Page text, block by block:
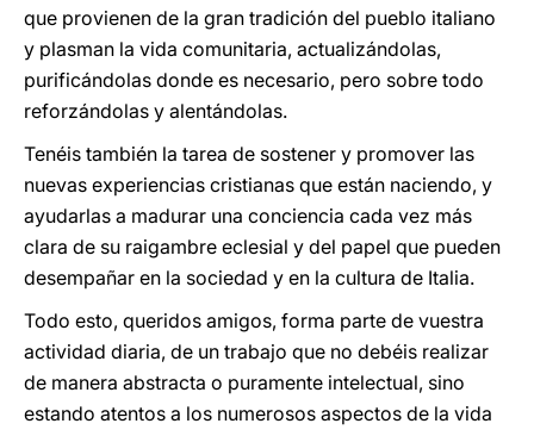
que provienen de la gran tradición del pueblo italiano
y plasman la vida comunitaria, actualizándolas,
purificándolas donde es necesario, pero sobre todo
reforzándolas y alentándolas.
Tenéis también la tarea de sostener y promover las
nuevas experiencias cristianas que están naciendo, y
ayudarlas a madurar una conciencia cada vez más
clara de su raigambre eclesial y del papel que pueden
desempañar en la sociedad y en la cultura de Italia.
Todo esto, queridos amigos, forma parte de vuestra
actividad diaria, de un trabajo que no debéis realizar
de manera abstracta o puramente intelectual, sino
estando atentos a los numerosos aspectos de la vida